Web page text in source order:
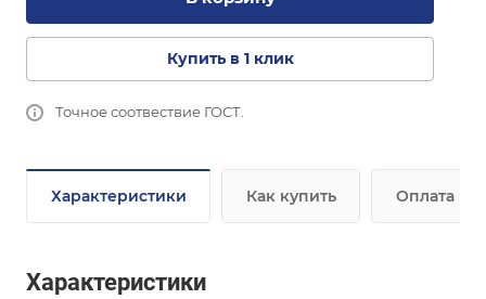
Купить в 1 клик
Точное соотвествие ГОСТ.
Характеристики Как купить Оплата
Характеристики